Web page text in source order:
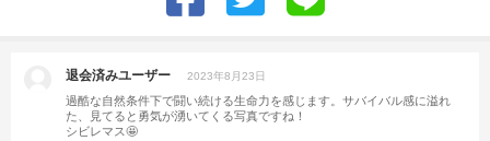
退会済みユーザー 2023年8月23日
過酷な自然条件下で闘い続ける生命力を感じます。サバイバル感に溢れ
た、見てると勇気が湧いてくる写真ですね！
シビレマス🤩